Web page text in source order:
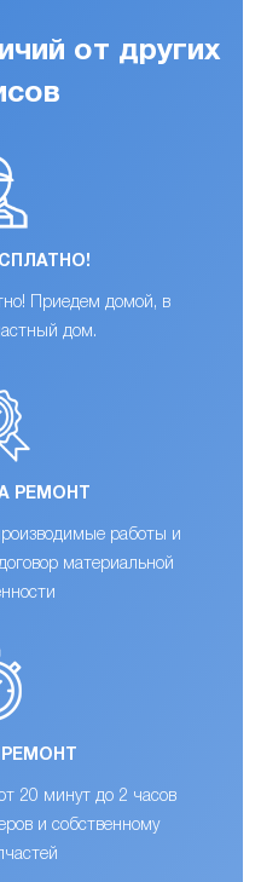
от других
Приедем домой, в
дом.
РЕМОНТ
работы и
материальной
20 минут до 2 часов
и собственному